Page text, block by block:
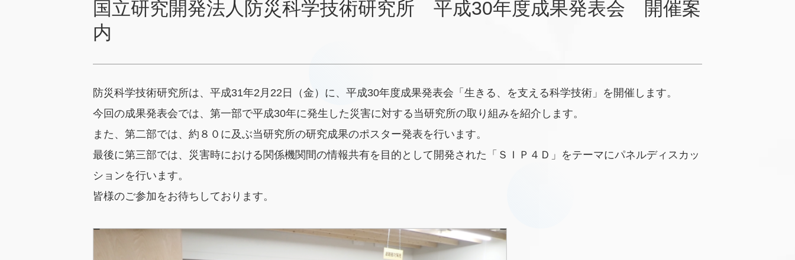
国立研究開発法人防災科学技術研究所 平成30年度成果発表会 開催案
内
防災科学技術研究所は、平成31年2月22日（金）に、平成30年度成果発表会「生きる、を支える科学技術」を開催します。
今回の成果発表会では、第一部で平成30年に発生した災害に対する当研究所の取り組みを紹介します。
また、第二部では、約８０に及ぶ当研究所の研究成果のポスター発表を行います。
最後に第三部では、災害時における関係機関間の情報共有を目的として開発された「ＳＩＰ４Ｄ」をテーマにパネルディスカッ
ションを行います。
皆様のご参加をお待ちしております。